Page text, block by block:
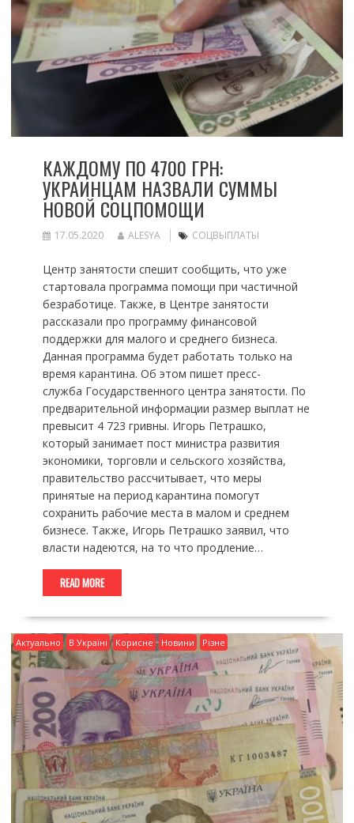
КАЖДОМУ ПО 4700 ГРН:
УКРАИНЦАМ НАЗВАЛИ СУММЫ
НОВОЙ СОЦПОМОЩИ
17.05.2020 ALESYA СОЦВЫПЛАТЫ
Центр занятости спешит сообщить, что уже
стартовала программа помощи при частичной
безработице. Также, в Центре занятости
рассказали про программу финансовой
поддержки для малого и среднего бизнеса.
Данная программа будет работать только на
время карантина. Об этом пишет пресс-
служба Государственного центра занятости. По
предварительной информации размер выплат не
превысит 4 723 гривны. Игорь Петрашко,
который занимает пост министра развития
экономики, торговли и сельского хозяйства,
правительство рассчитывает, что меры
принятые на период карантина помогут
сохранить рабочие места в малом и среднем
бизнесе. Также, Игорь Петрашко заявил, что
власти надеются, на то что продление…
READ MORE
Актуально В Україні Корисне Новини Різне